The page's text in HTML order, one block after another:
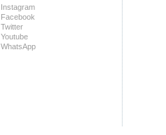
Instagram
Facebook
Twitter
Youtube
WhatsApp